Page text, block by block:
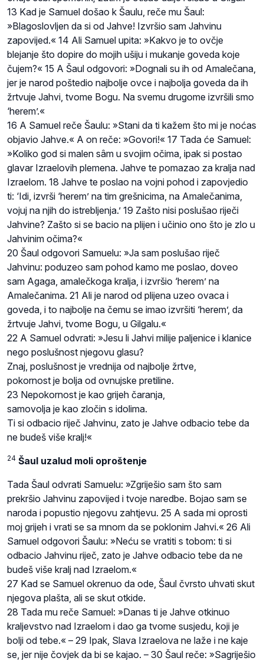
13 Kad je Samuel došao k Šaulu, reče mu Šaul:
»Blagoslovljen da si od Jahve! Izvršio sam Jahvinu
zapovijed.« 14 Ali Samuel upita: »Kakvo je to ovčje
blejanje što dopire do mojih ušiju i mukanje goveda koje
čujem?« 15 A Šaul odgovori: »Dognali su ih od Amalečana,
jer je narod poštedio najbolje ovce i najbolja goveda da ih
žrtvuje Jahvi, tvome Bogu. Na svemu drugome izvršili smo
‘herem’.«
16 A Samuel reče Šaulu: »Stani da ti kažem što mi je noćas
objavio Jahve.« A on reče: »Govori!« 17 Tada će Samuel:
»Koliko god si malen sâm u svojim očima, ipak si postao
glavar Izraelovih plemena. Jahve te pomazao za kralja nad
Izraelom. 18 Jahve te poslao na vojni pohod i zapovjedio
ti: ‘Idi, izvrši ‘herem’ na tim grešnicima, na Amalečanima,
vojuj na njih do istrebljenja.’ 19 Zašto nisi poslušao riječi
Jahvine? Zašto si se bacio na plijen i učinio ono što je zlo u
Jahvinim očima?«
20 Šaul odgovori Samuelu: »Ja sam poslušao riječ
Jahvinu: poduzeo sam pohod kamo me poslao, doveo
sam Agaga, amalečkoga kralja, i izvršio ‘herem’ na
Amalečanima. 21 Ali je narod od plijena uzeo ovaca i
goveda, i to najbolje na čemu se imao izvršiti ‘herem’, da
žrtvuje Jahvi, tvome Bogu, u Gilgalu.«
22 A Samuel odvrati: »Jesu li Jahvi milije paljenice i klanice
nego poslušnost njegovu glasu?
Znaj, poslušnost je vrednija od najbolje žrtve,
pokornost je bolja od ovnujske pretiline.
23 Nepokornost je kao grijeh čaranja,
samovolja je kao zločin s idolima.
Ti si odbacio riječ Jahvinu, zato je Jahve odbacio tebe da
ne budeš više kralj!«
24 Šaul uzalud moli oproštenje
Tada Šaul odvrati Samuelu: »Zgriješio sam što sam
prekršio Jahvinu zapovijed i tvoje naredbe. Bojao sam se
naroda i popustio njegovu zahtjevu. 25 A sada mi oprosti
moj grijeh i vrati se sa mnom da se poklonim Jahvi.« 26 Ali
Samuel odgovori Šaulu: »Neću se vratiti s tobom: ti si
odbacio Jahvinu riječ, zato je Jahve odbacio tebe da ne
budeš više kralj nad Izraelom.«
27 Kad se Samuel okrenuo da ode, Šaul čvrsto uhvati skut
njegova plašta, ali se skut otkide.
28 Tada mu reče Samuel: »Danas ti je Jahve otkinuo
kraljevstvo nad Izraelom i dao ga tvome susjedu, koji je
bolji od tebe.« – 29 Ipak, Slava Izraelova ne laže i ne kaje
se, jer nije čovjek da bi se kajao. – 30 Šaul reče: »Sagriješio